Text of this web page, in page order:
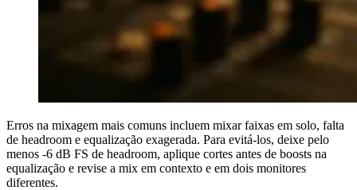
Erros na mixagem mais comuns incluem mixar faixas em solo, falta
de headroom e equalização exagerada. Para evitá-los, deixe pelo
menos -6 dB FS de headroom, aplique cortes antes de boosts na
equalização e revise a mix em contexto e em dois monitores
diferentes.